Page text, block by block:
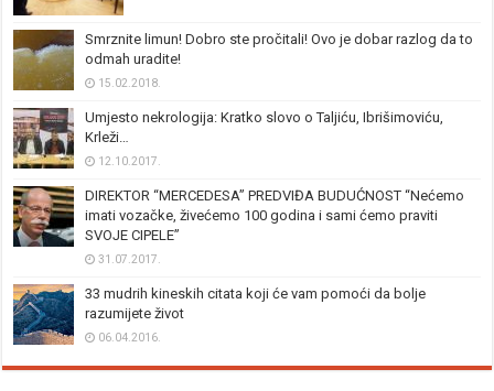
Smrznite limun! Dobro ste pročitali! Ovo je dobar razlog da to
odmah uradite!
15.02.2018.
Umjesto nekrologija: Kratko slovo o Taljiću, Ibrišimoviću,
Krleži…
12.10.2017.
DIREKTOR “MERCEDESA” PREDVIĐA BUDUĆNOST “Nećemo
imati vozačke, živećemo 100 godina i sami ćemo praviti
SVOJE CIPELE”
31.07.2017.
33 mudrih kineskih citata koji će vam pomoći da bolje
razumijete život
06.04.2016.